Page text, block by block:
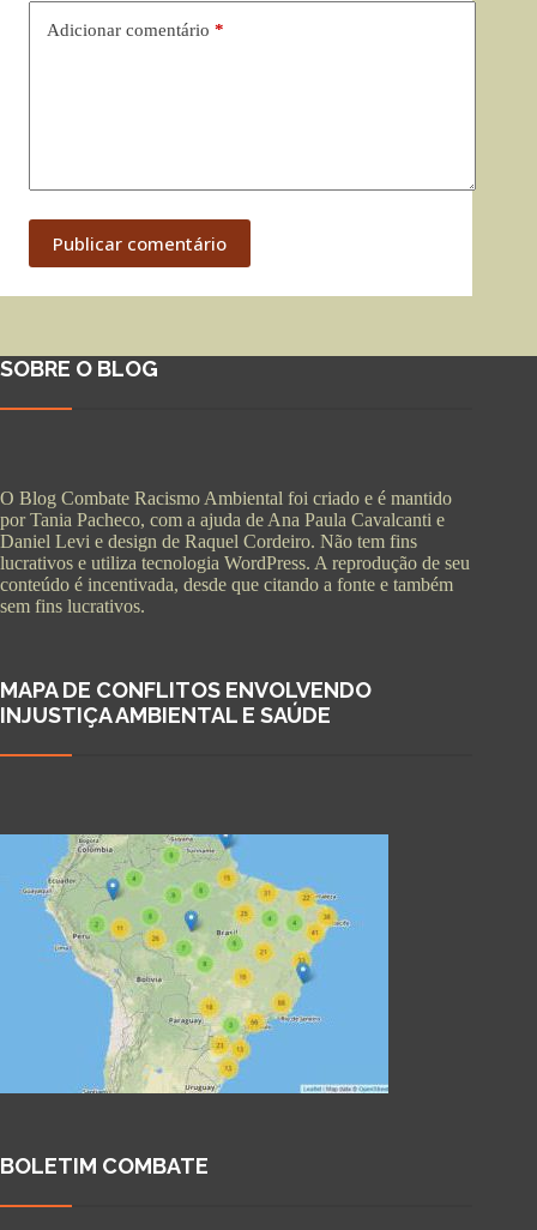
Adicionar comentário *
Publicar comentário
SOBRE O BLOG
O Blog Combate Racismo Ambiental foi criado e é mantido
por Tania Pacheco, com a ajuda de Ana Paula Cavalcanti e
Daniel Levi e design de Raquel Cordeiro. Não tem fins
lucrativos e utiliza tecnologia WordPress. A reprodução de seu
conteúdo é incentivada, desde que citando a fonte e também
sem fins lucrativos.
MAPA DE CONFLITOS ENVOLVENDO
INJUSTIÇA AMBIENTAL E SAÚDE
BOLETIM COMBATE